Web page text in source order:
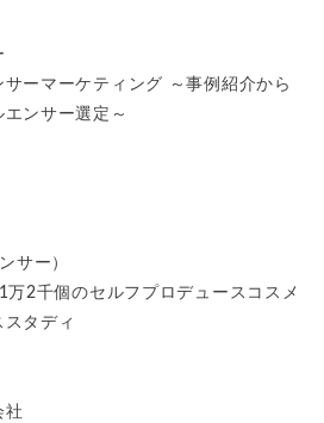
ーマーケティング ～事例紹介から
ンサー選定～
サー）
万2千個のセルフプロデュースコスメ
タディ
社